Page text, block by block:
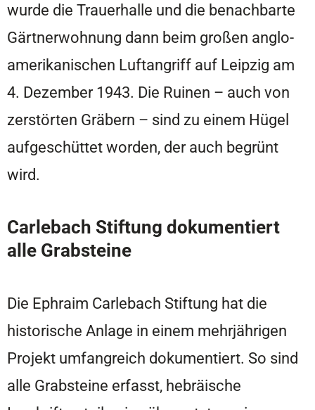
wurde die Trauerhalle und die benachbarte
Gärtnerwohnung dann beim großen anglo-
amerikanischen Luftangriff auf Leipzig am
4. Dezember 1943. Die Ruinen – auch von
zerstörten Gräbern – sind zu einem Hügel
aufgeschüttet worden, der auch begrünt
wird.
Carlebach Stiftung dokumentiert
alle Grabsteine
Die Ephraim Carlebach Stiftung hat die
historische Anlage in einem mehrjährigen
Projekt umfangreich dokumentiert. So sind
alle Grabsteine erfasst, hebräische